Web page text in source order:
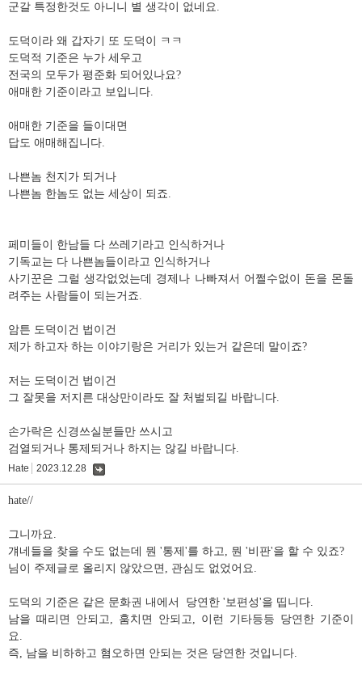
군갈 특정한것도 아니니 별 생각이 없네요.
도덕이라 왜 갑자기 또 도덕이 ㅋㅋ
도덕적 기준은 누가 세우고
전국의 모두가 평준화 되어있나요?
애매한 기준이라고 보입니다.
애매한 기준을 들이대면
답도 애매해집니다.
나쁜놈 천지가 되거나
나쁜놈 한놈도 없는 세상이 되죠.
페미들이 한남들 다 쓰레기라고 인식하거나
기독교는 다 나쁜놈들이라고 인식하거나
사기꾼은 그럴 생각없었는데 경제나 나빠져서 어쩔수없이 돈을 몬돌
려주는 사람들이 되는거죠.
암튼 도덕이건 법이건
제가 하고자 하는 이야기랑은 거리가 있는거 같은데 말이죠?
저는 도덕이건 법이건
그 잘못을 저지른 대상만이라도 잘 처벌되길 바랍니다.
손가락은 신경쓰실분들만 쓰시고
검열되거나 통제되거나 하지는 않길 바랍니다.
Hate 2023.12.28
hate//
그니까요.
걔네들을 찾을 수도 없는데 뭔 '통제'를 하고, 뭔 '비판'을 할 수 있죠?
님이 주제글로 올리지 않았으면, 관심도 없었어요.
도덕의 기준은 같은 문화권 내에서 당연한 '보편성'을 띱니다.
남을 때리면 안되고, 훔치면 안되고, 이런 기타등등 당연한 기준이
요.
즉, 남을 비하하고 혐오하면 안되는 것은 당연한 것입니다.